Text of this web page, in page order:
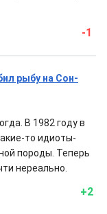
-1
рыбу на Сон-
В 1982 году в
то идиоты-
породы. Теперь
нереально.
+2